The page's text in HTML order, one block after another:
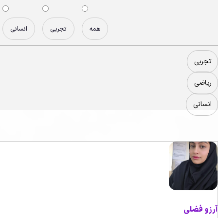
همه تجربی انسانی
تجربی
ریاضی
انسانی
آرزو فضلی